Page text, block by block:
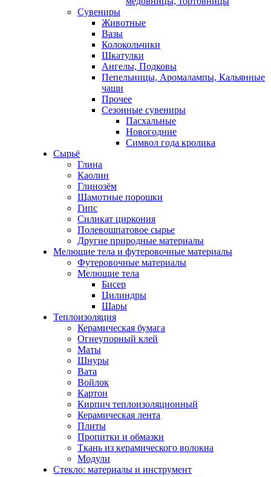
Сувениры
Животные
Вазы
Колокольчики
Шкатулки
Ангелы, Подковы
Пепельницы, Аромалампы, Кальянные
чаши
Прочее
Сезонные сувениры
Пасхальные
Новогодние
Символ года кролика
Сырьё
Глина
Каолин
Глинозём
Шамотные порошки
Гипс
Силикат циркония
Полевошпатовое сырье
Другие природные материалы
Мелющие тела и футеровочные материалы
Футеровочные материалы
Мелющие тела
Бисер
Цилиндры
Шары
Теплоизоляция
Керамическая бумага
Огнеупорный клей
Маты
Шнуры
Вата
Войлок
Картон
Кирпич теплоизоляционный
Керамическая лента
Плиты
Пропитки и обмазки
Ткань из керамического волокна
Модули
Стекло: материалы и инструмент